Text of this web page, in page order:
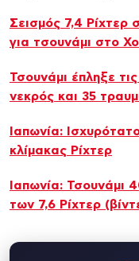
Σεισμός 7,4 Ρίχτερ
για τσουνάμι στο
Τσουνάμι έπληξε
νεκρός και 35
Ιαπωνία:
κλίμακας Ρίχτερ
Ιαπωνία: Τσουνάμι
των 7,6 Ρίχτερ